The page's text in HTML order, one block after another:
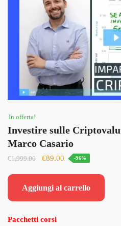
In offerta!
Investire sulle
Marco Casario
€1,999.00
Il
era:
€89.00 Il
è:
-96%
Aggiungi al carrello
Pacchetti corsi